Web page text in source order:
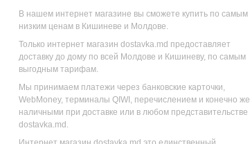
В нашем интернет магазине вы сможете купить по самым
низким ценам в Кишиневе и Молдове.
Только интернет магазин dostavka.md предоставляет
доставку до дому по всей Молдове и Кишиневу, по самым
выгодным тарифам.
Мы принимаем платежи через банковские карточки,
WebMoney, терминалы QIWI, перечислением и конечно же
наличными при доставке или в любом представительстве
dostavka.md.